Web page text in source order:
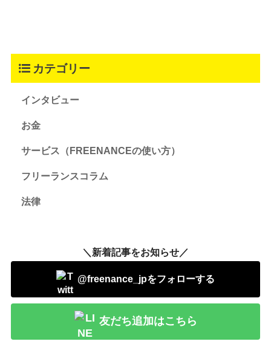
カテゴリー
インタビュー
お金
サービス（FREENANCEの使い方）
フリーランスコラム
法律
＼新着記事をお知らせ／
@freenance_jpをフォローする
友だち追加はこちら